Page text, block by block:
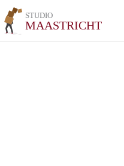
STUDIO
MAASTRICHT